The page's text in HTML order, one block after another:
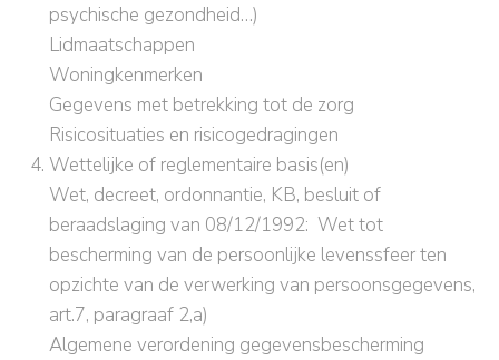
psychische gezondheid…)
Lidmaatschappen
Woningkenmerken
Gegevens met betrekking tot de zorg
Risicosituaties en risicogedragingen
Wettelijke of reglementaire basis(en)
Wet, decreet, ordonnantie, KB, besluit of
beraadslaging van 08/12/1992: Wet tot
bescherming van de persoonlijke levenssfeer ten
opzichte van de verwerking van persoonsgegevens,
art.7, paragraaf 2,a)
Algemene verordening gegevensbescherming